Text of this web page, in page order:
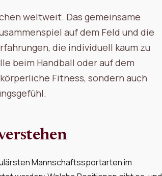
weltweit. Das gemeinsame
auf dem Feld und die
die individuell kaum zu
beim Handball oder auf dem
Fitness, sondern auch
Mannschaftssportarten im